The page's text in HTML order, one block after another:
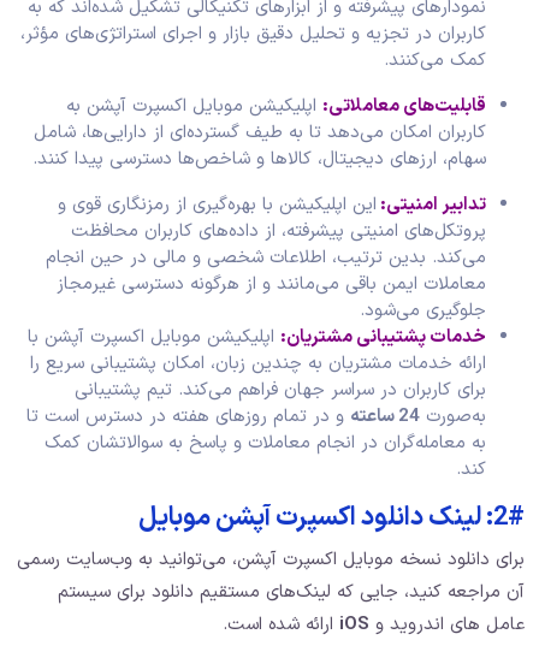
نمودارهای پیشرفته و از ابزارهای تکنیکالی تشکیل شده‌اند که به
کاربران در تجزیه و تحلیل دقیق بازار و اجرای استراتژی‌های مؤثر،
کمک می‌کنند.
قابلیت‌های معاملاتی: اپلیکیشن موبایل اکسپرت آپشن به
کاربران امکان می‌دهد تا به طیف گسترده‌ای از دارایی‌ها، شامل
سهام، ارزهای دیجیتال، کالاها و شاخص‌ها دسترسی پیدا کنند.
تدابیر امنیتی: این اپلیکیشن با بهره‌گیری از رمزنگاری قوی و
پروتکل‌های امنیتی پیشرفته، از داده‌های کاربران محافظت
می‌کند. بدین ترتیب، اطلاعات شخصی و مالی در حین انجام
معاملات ایمن باقی می‌مانند و از هرگونه دسترسی غیرمجاز
جلوگیری می‌شود.
خدمات پشتیبانی مشتریان: اپلیکیشن موبایل اکسپرت آپشن با
ارائه خدمات مشتریان به چندین زبان، امکان پشتیبانی سریع را
برای کاربران در سراسر جهان فراهم می‌کند. تیم پشتیبانی
به‌صورت 24 ساعته
و در تمام روزهای هفته در دسترس است تا
به معامله‌گران در انجام معاملات و پاسخ به سوالاتشان کمک
کند.
2#: لینک دانلود اکسپرت آپشن موبایل
برای دانلود نسخه موبایل اکسپرت آپشن، می‌توانید به وب‌سایت رسمی
آن مراجعه کنید، جایی که لینک‌های مستقیم دانلود برای سیستم‌
عامل‌ های اندروید و iOS ارائه شده است.